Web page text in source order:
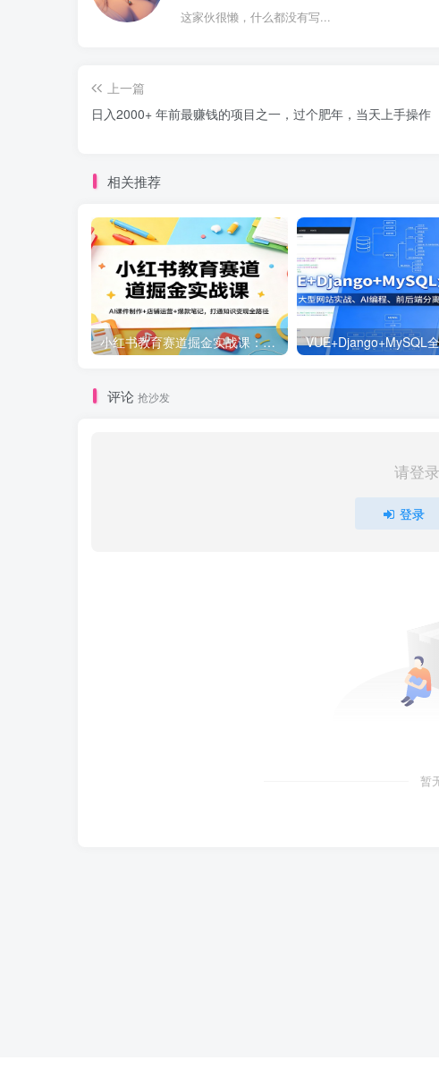
这家伙很懒，什么都没有写...
上一篇
日入2000+ 年前最赚钱的项目之一，过个肥年，当天上手操作
相关推荐
小红书教育赛道掘金实战课：AI课件制作+店铺运营+爆款笔记，打通知识变现全路径
评论 抢沙发
请登
登录
暂